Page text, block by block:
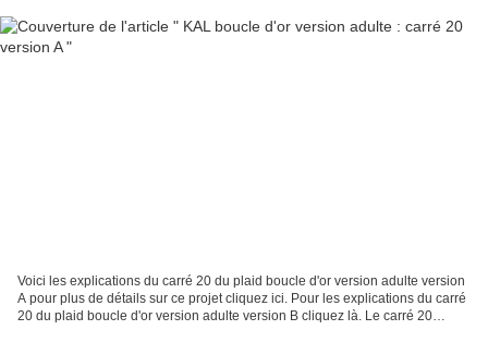
Voici les explications du carré 20 du plaid boucle d'or version adulte version
A pour plus de détails sur ce projet cliquez ici. Pour les explications du carré
20 du plaid boucle d'or version adulte version B cliquez là. Le carré 20